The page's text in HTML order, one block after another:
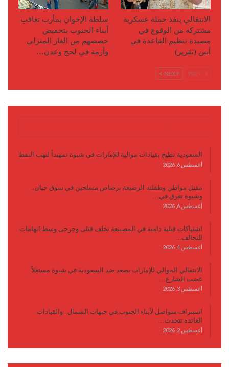
الانتقالي ينقذ حملة عسكرية
مشتركة من الوقوع في
مصيدة تنظيم القاعدة في
أبين (تقرير)
سلطة الإخوان بمأرب تعاقب
أبناء الجنوب بتخفيض
حصصهم من الغاز المنزلي
وأزمة في لحج وعدن…
NEXT
السعودية تطيح بقيادات موالية للإمارات في شبوة تمهيداً لنهب النفط
أغسطس 6, 2026
مقتل مواطن وطفلته الرضيعة برصاص مسلحين في سوق حبان..
وشبوة تغرق في…
أغسطس 6, 2026
اشتباكات قبلية دامية في المصينعة تخلف قتلى وجرحى وسط اتهامات
للتحالف…
أغسطس 4, 2026
الانتقالي الموالي للإمارات يصعد ضد السعودية في شبوة مستغلاً
غضب الشارع…
أغسطس 3, 2026
استنزاف متواصل لأبناء الجنوب في جبهات الشمال.. والقيادات
العائدة تتحدث…
أغسطس 2, 2026